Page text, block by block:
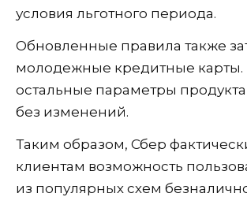
условия льготного периода.
Обновленные правила также
молодежные кредитные карты.
остальные параметры продукта
без изменений.
Таким образом, Сбер
клиентам возможность
из популярных схем